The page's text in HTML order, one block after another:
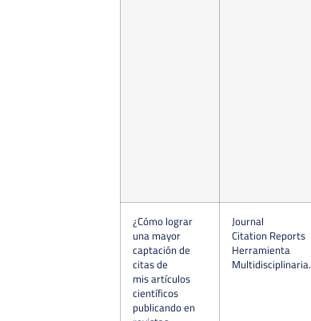
¿Cómo lograr
una mayor
captación de
citas de
mis artículos
científicos
publicando en
Journal
Citation Reports
Herramienta
Multidisciplinaria.